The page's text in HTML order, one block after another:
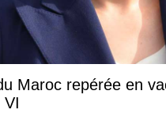
Maroc repérée en
VI